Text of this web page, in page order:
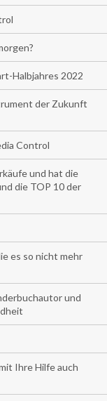
Halbjahres 2022
der Zukunft
Control
und hat die
die TOP 10 der
es so nicht mehr
und
Ihre Hilfe auch